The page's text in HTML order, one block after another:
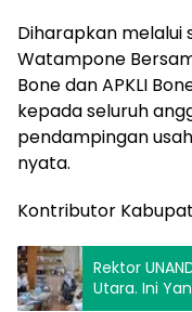
Diharapkan melalui
Watampone
Bone dan APKLI
kepada seluruh
pendampingan
nyata.
Kontributor
Rektor
Utara. Ini